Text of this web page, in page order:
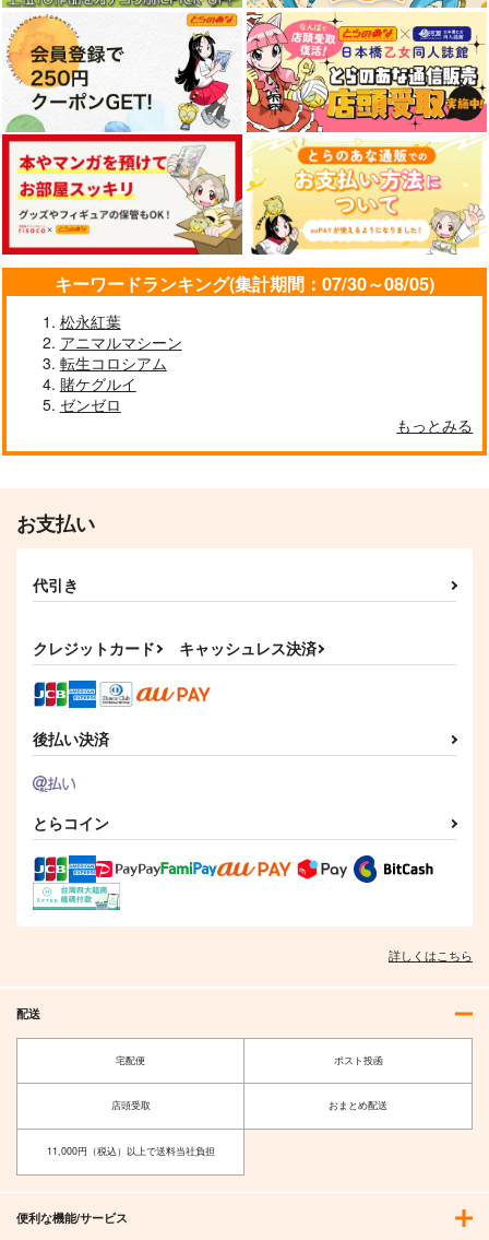
キーワードランキング(集計期間：07/30～08/05)
松永紅葉
アニマルマシーン
転生コロシアム
賭ケグルイ
ゼンゼロ
もっとみる
お支払い
代引き
クレジットカード キャッシュレス決済
後払い決済
とらコイン
詳しくはこちら
配送
宅配便 ポスト投函
店頭受取 おまとめ配送
11,000円（税込）以上で送料当社負担
便利な機能/サービス